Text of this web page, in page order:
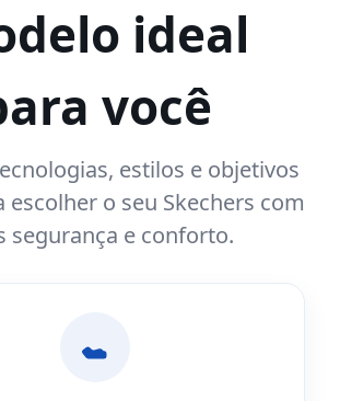
ideal
você
estilos e objetivos
escolher o seu Skechers com
segurança e conforto.